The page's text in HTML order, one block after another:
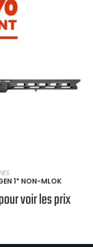
OPTION
1* NON-MLOK
voir les prix